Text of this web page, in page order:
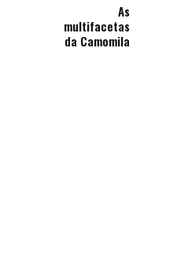
As
multifacetas
da Camomila